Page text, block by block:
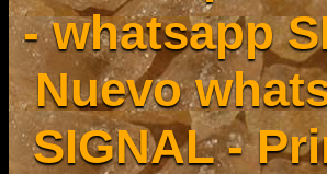
- whatsapp
Nuevo
SIGNAL -